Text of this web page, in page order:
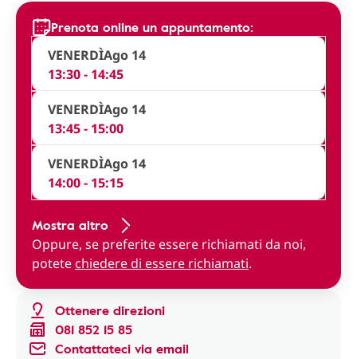
Ottenere direzioni
081 852 15 85
Contattateci via email
Prenota online un appuntamento:
VENERDÌAgo 14
13:30 - 14:45
VENERDÌAgo 14
13:45 - 15:00
VENERDÌAgo 14
14:00 - 15:15
Mostra altro
Oppure, se preferite essere richiamati da noi,
potetechiedere di essere richiamati.